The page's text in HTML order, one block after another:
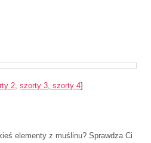
2, szorty 3, szorty 4]
elementy z muślinu? Sprawdza Ci